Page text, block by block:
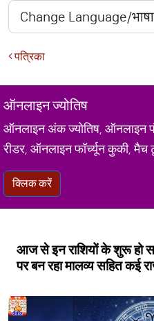
पत्रिका
ऑनलाइन ज्योतिष
ऑनलाइन अंक ज्योतिष, ऑनलाइन
रीडर, ऑनलाइन फॉर्च्यून कुकी, मैच
क्लिक करें
आज से इन राशियों के शुरू हो
पर बन रहा मालव्य सहित कई